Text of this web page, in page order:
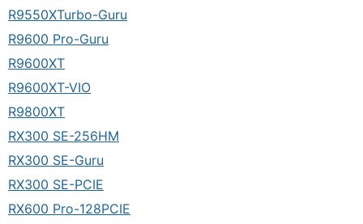
R9550XTurbo-Guru
R9600 Pro-Guru
R9600XT
R9600XT-VIO
R9800XT
RX300 SE-256HM
RX300 SE-Guru
RX300 SE-PCIE
RX600 Pro-128PCIE